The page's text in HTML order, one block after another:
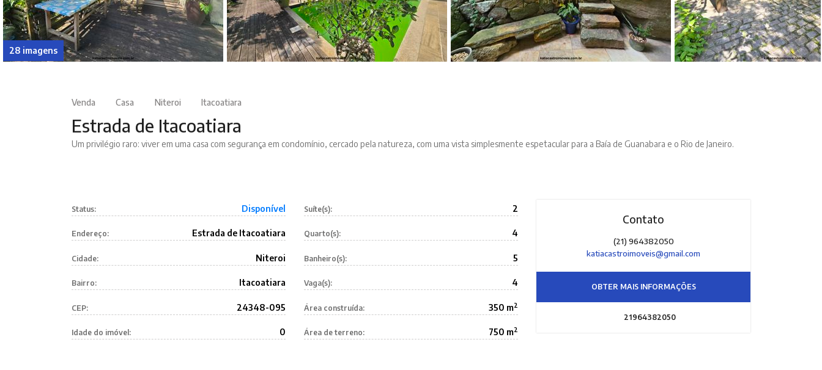
28 imagens
Venda Casa Niteroi Itacoatiara
Estrada de Itacoatiara
Um privilégio raro: viver em uma casa com segurança em condomínio, cercado pela natureza, com uma vista simplesmente espetacular para a Baía de Guanabara e o Rio de Janeiro.
Status: Disponível
Endereço: Estrada de Itacoatiara
Cidade: Niteroi
Bairro: Itacoatiara
CEP: 24348-095
Idade do imóvel: 0
Suíte(s): 2
Quarto(s): 4
Banheiro(s): 5
Vaga(s): 4
Área construída: 350 m2
Área de terreno: 750 m2
Contato
(21) 964382050
katiacastroimoveis@gmail.com
OBTER MAIS INFORMAÇÕES
21964382050